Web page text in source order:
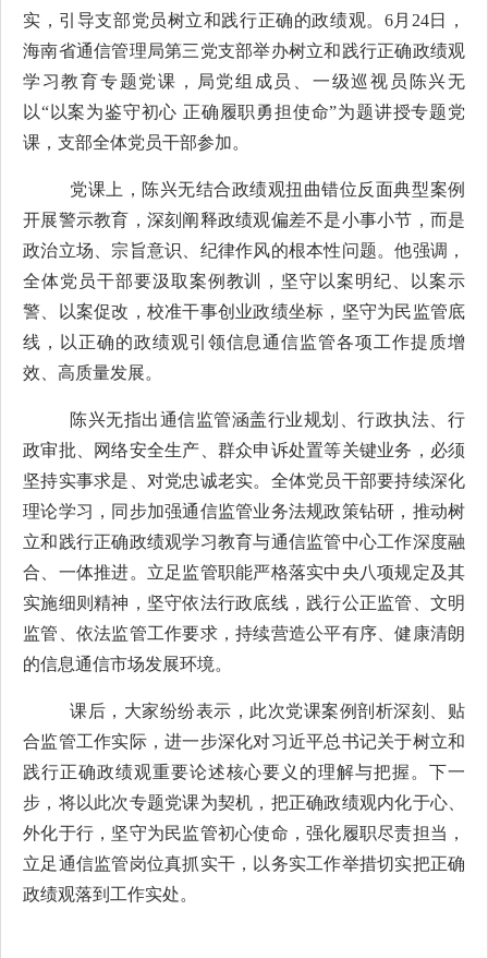
实，引导支部党员树立和践行正确的政绩观。 6月 24日，
海南省通信管理局第三党支部举办树立和践行正确政绩观
学习教育专题党课，局党组 成员
一级巡视员陈兴无
以“以案为鉴守初心 正确履职勇担使命”为题讲授专题党
课 ， 支部全体党员干部参加。
党课上，陈兴无结合政绩观扭曲错位反面典型案例
开展警示教育 ， 深刻阐释政绩观偏差不是小事小节，而是
政治立场、宗旨意识、纪律作风的根本性问题。他强调，
全体党员干部要汲取案例教训，坚守以案明纪、以案示
警、以案促改，校准干事创业政绩坐标，坚守为民监管底
线，以正确的政绩观引领信息通信监管各项工作提质增
效、高质量发展。
陈兴无指出通信监管涵盖行业规划、行政执法、行
政审批、网络安全生产、群众申诉处置等关键业务，必须
坚持实事求是、对党忠诚老实。全体党员干部要持续深化
理论学习，同步加强通信监管业务法规政策钻研，推动树
立和践行正确政绩观学习教育与通信监管中心工作深度融
合、一体推进。立足监管职能严格落实中央八项规定及其
实施细则精神，坚守依法行政底线，践行公正监管、文明
监管、依法监管工作要求，持续营造公平有序、健康清朗
的信息通信市场发展环境。
课后，大家纷纷表示，此次党课案例剖析深刻、贴
合监管工作实际，进一步深化对习近平总书记关于树立和
践行正确政绩观重要论述核心要义的理解与把握。下一
步，将以此次专题党课为契机，把正确政绩观内化于心、
外化于行，坚守为民监管初心使命，强化履职尽责担当，
立足通信监管岗位真抓实干，以务实工作举措切实把正确
政绩观落到工作实处。